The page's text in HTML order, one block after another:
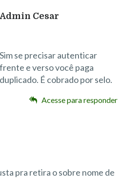
Admin Cesar
Sim se precisar autenticar
frente e verso você paga
duplicado. É cobrado por selo.
Acesse para responder
pra retira o sobre nome de